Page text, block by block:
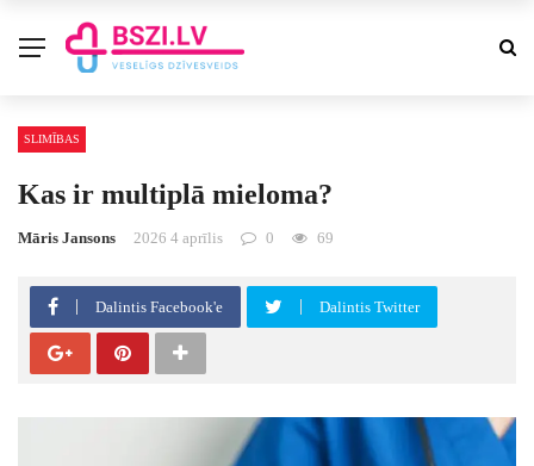
SLIMĪBAS
Kas ir multiplā mieloma?
Māris Jansons 2026 4 aprīlis 0 69
Dalintis Facebook'e Dalintis Twitter